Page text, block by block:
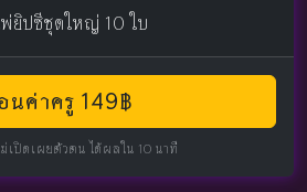
ยิปซีชุดใหญ่ 10 ใบ
นค่าครู 149฿
เปิดเผยตัวตน ได้ผลใน 10 นาที